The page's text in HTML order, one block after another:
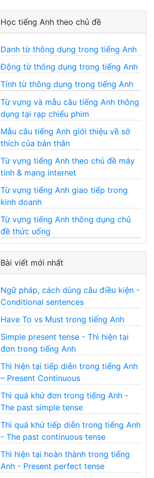
Học tiếng Anh theo chủ đề
Danh từ thông dụng trong tiếng Anh
Động từ thông dụng trong tiếng Anh
Tính từ thông dụng trong tiếng Anh
Từ vựng và mẫu câu tiếng Anh thông
dụng tại rạp chiếu phim
Mẫu câu tiếng Anh giới thiệu về sở
thích của bản thân
Từ vựng tiếng Anh theo chủ đề máy
tính & mạng internet
Từ vựng tiếng Anh giao tiếp trong
kinh doanh
Từ vựng tiếng Anh thông dụng chủ
đề thức uống
Bài viết mới nhất
Ngữ pháp, cách dùng câu điều kiện -
Conditional sentences
Have To vs Must trong tiếng Anh
Simple present tense - Thì hiện tại
đơn trong tiếng Anh
Thì hiện tại tiếp diễn trong tiếng Anh
– Present Continuous
Thì quá khứ đơn trong tiếng Anh -
The past simple tense
Thì quá khứ tiếp diễn trong tiếng Anh
- The past continuous tense
Thì hiện tại hoàn thành trong tiếng
Anh - Present perfect tense